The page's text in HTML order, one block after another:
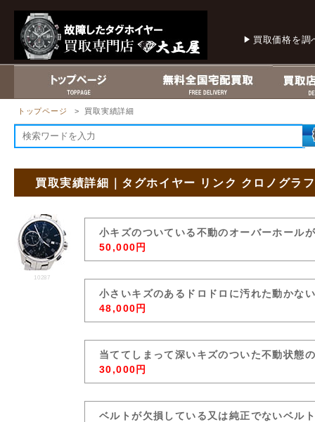
買取価格を調
トップページ > 買取実績詳細
買取実績詳細｜タグホイヤー リンク クロノグ
10287
小キズのついている不動のオーバーホール
50,000円
小さいキズのあるドロドロに汚れた動かな
48,000円
当ててしまって深いキズのついた不動状態
30,000円
ベルトが欠損している又は純正でないベル